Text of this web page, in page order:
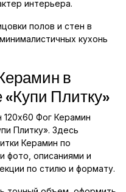
интерьера.
полов и стен в
кухонь
в
Плитку»
120x60 Фог Керамин
Плитку». Здесь
Керамин по
фото, описаниями и
по стилю и формату.